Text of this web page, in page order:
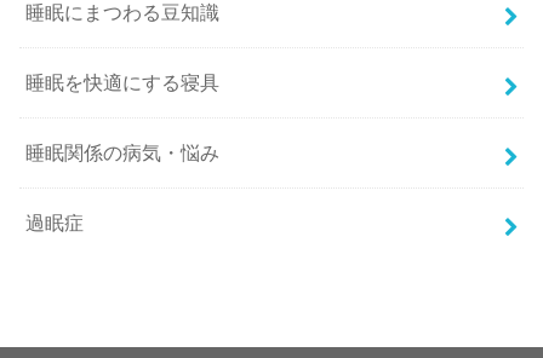
睡眠にまつわる豆知識
睡眠を快適にする寝具
睡眠関係の病気・悩み
過眠症